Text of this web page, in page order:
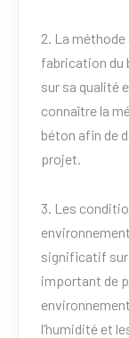
2. La
fabrication du
sur sa qualité
connaître la
béton afin de
projet.
3. Les
significatif sur
important de
l’humidité et